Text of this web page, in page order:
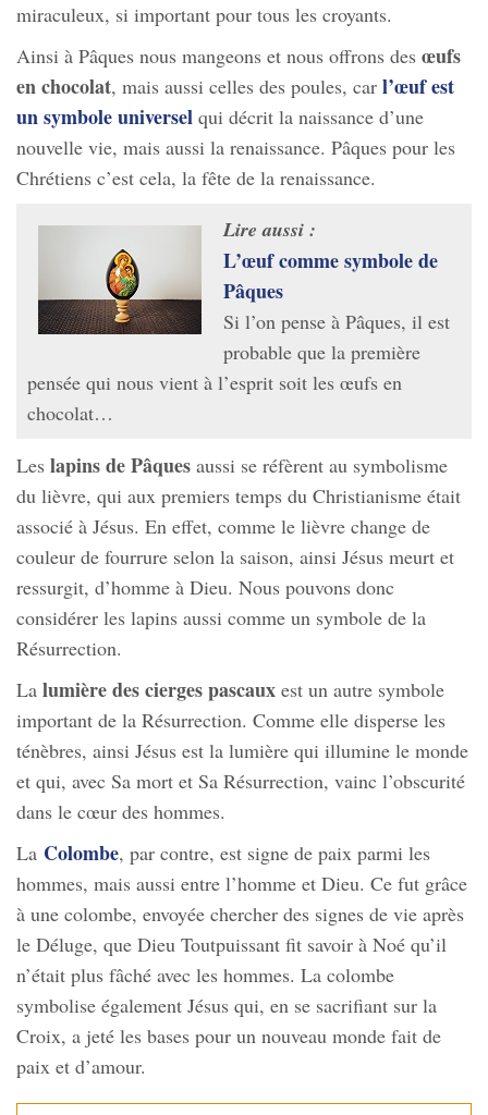
miraculeux, si important pour tous les croyants.
Ainsi à Pâques nous mangeons et nous offrons des œufs
en chocolat, mais aussi celles des poules, car l’œuf est
un symbole universel qui décrit la naissance d’une
nouvelle vie, mais aussi la renaissance. Pâques pour les
Chrétiens c’est cela, la fête de la renaissance.
Lire aussi :
L’œuf comme symbole de
Pâques
Si l’on pense à Pâques, il est
probable que la première
pensée qui nous vient à l’esprit soit les œufs en
chocolat…
Les lapins de Pâques aussi se réfèrent au symbolisme
du lièvre, qui aux premiers temps du Christianisme était
associé à Jésus. En effet, comme le lièvre change de
couleur de fourrure selon la saison, ainsi Jésus meurt et
ressurgit, d’homme à Dieu. Nous pouvons donc
considérer les lapins aussi comme un symbole de la
Résurrection.
La lumière des cierges pascaux est un autre symbole
important de la Résurrection. Comme elle disperse les
ténèbres, ainsi Jésus est la lumière qui illumine le monde
et qui, avec Sa mort et Sa Résurrection, vainc l’obscurité
dans le cœur des hommes.
La Colombe, par contre, est signe de paix parmi les
hommes, mais aussi entre l’homme et Dieu. Ce fut grâce
à une colombe, envoyée chercher des signes de vie après
le Déluge, que Dieu Toutpuissant fit savoir à Noé qu’il
n’était plus fâché avec les hommes. La colombe
symbolise également Jésus qui, en se sacrifiant sur la
Croix, a jeté les bases pour un nouveau monde fait de
paix et d’amour.